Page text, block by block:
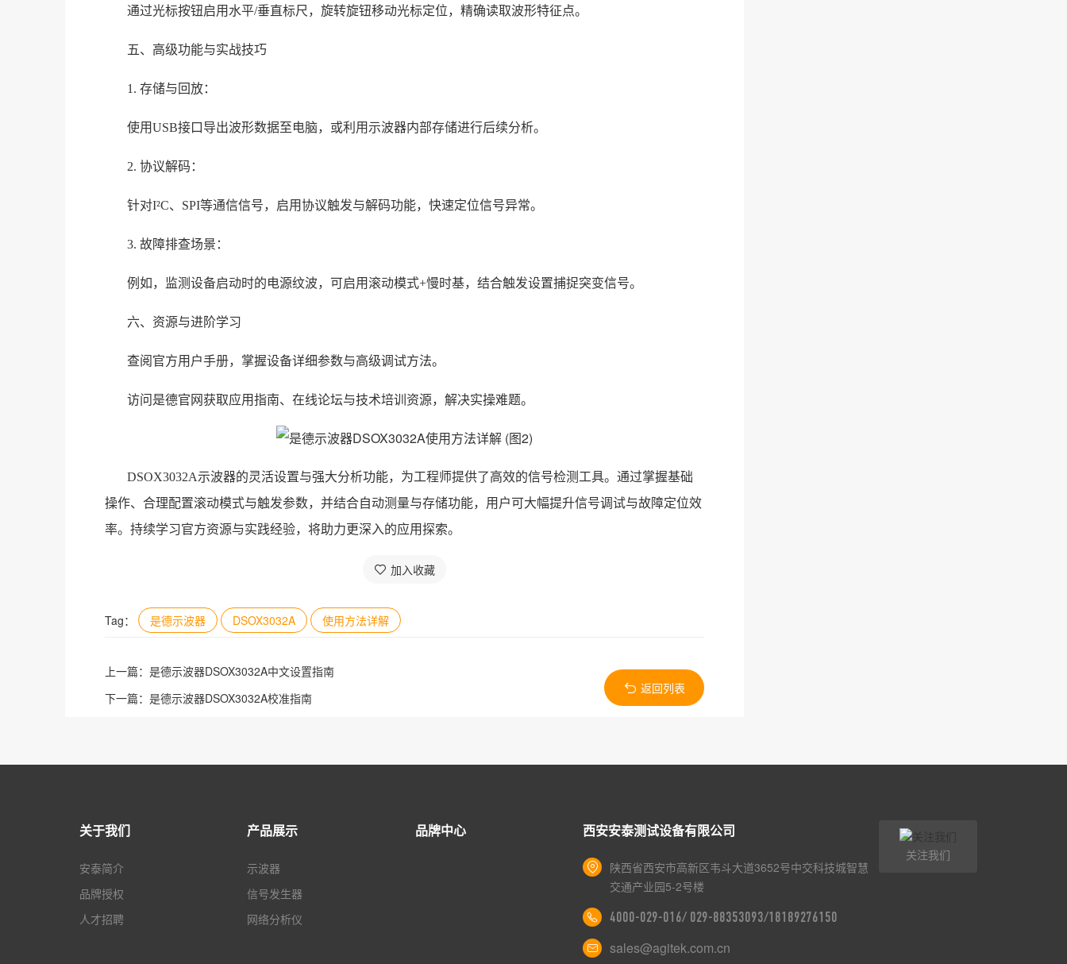
通过光标按钮启用水平/垂直标尺，旋转旋钮移动光标定位，精确读取波形特征点。
五、高级功能与实战技巧
1. 存储与回放：
使用USB接口导出波形数据至电脑，或利用示波器内部存储进行后续分析。
2. 协议解码：
针对I²C、SPI等通信信号，启用协议触发与解码功能，快速定位信号异常。
3. 故障排查场景：
例如，监测设备启动时的电源纹波，可启用滚动模式+慢时基，结合触发设置捕捉突变信号。
六、资源与进阶学习
查阅官方用户手册，掌握设备详细参数与高级调试方法。
访问是德官网获取应用指南、在线论坛与技术培训资源，解决实操难题。
DSOX3032A示波器的灵活设置与强大分析功能，为工程师提供了高效的信号检测工具。通过掌握基础
操作、合理配置滚动模式与触发参数，并结合自动测量与存储功能，用户可大幅提升信号调试与故障定位效
率。持续学习官方资源与实践经验，将助力更深入的应用探索。
加入收藏
Tag： 是德示波器 DSOX3032A 使用方法详解
上一篇： 是德示波器DSOX3032A中文设置指南
下一篇： 是德示波器DSOX3032A校准指南
返回列表
关于我们
安泰简介
品牌授权
人才招聘
产品展示
示波器
信号发生器
网络分析仪
品牌中心 西安安泰测试设备有限公司
陕西省西安市高新区韦斗大道3652号中交科技城智慧
交通产业园5-2号楼
4000-029-016/ 029-88353093/18189276150
sales@agitek.com.cn
关注我们